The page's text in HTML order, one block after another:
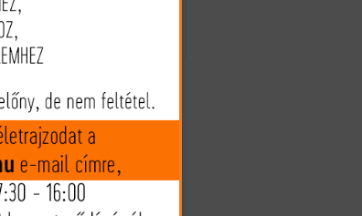
tájékoztató jellegűek, nyilvános
ajánlattételnek nem minősülnek!
Az árváltozás jogát fenntartjuk!